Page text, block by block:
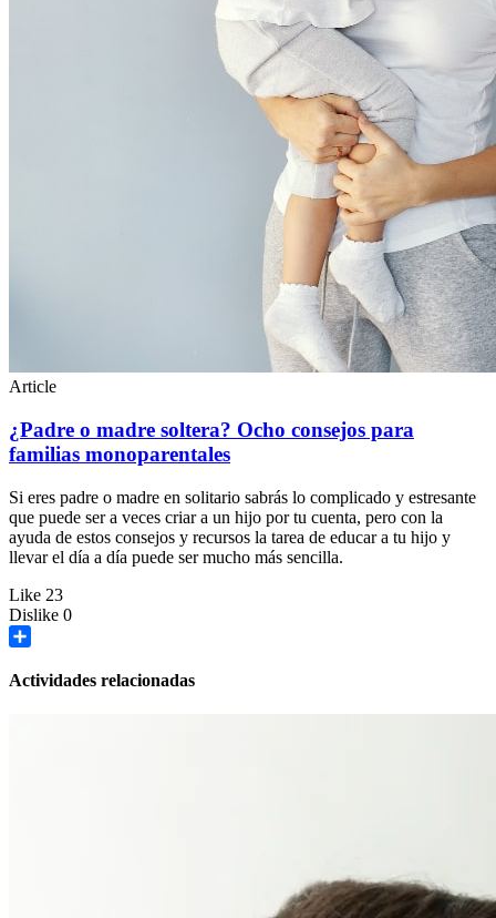
Article
¿Padre o madre soltera? Ocho consejos para
familias monoparentales
Si eres padre o madre en solitario sabrás lo complicado y estresante
que puede ser a veces criar a un hijo por tu cuenta, pero con la
ayuda de estos consejos y recursos la tarea de educar a tu hijo y
llevar el día a día puede ser mucho más sencilla.
Like 23
Dislike 0
Actividades relacionadas